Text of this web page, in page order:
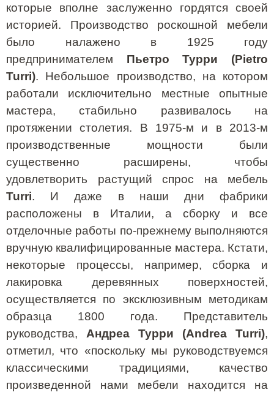
которые вполне заслуженно гордятся своей
историей. Производство роскошной мебели
было налажено в 1925 году
предпринимателем Пьетро Турри (Pietro
Turri). Небольшое производство, на котором
работали исключительно местные опытные
мастера, стабильно развивалось на
протяжении столетия. В 1975-м и в 2013-м
производственные мощности были
существенно расширены, чтобы
удовлетворить растущий спрос на мебель
Turri. И даже в наши дни фабрики
расположены в Италии, а сборку и все
отделочные работы по-прежнему выполняются
вручную квалифицированные мастера. Кстати,
некоторые процессы, например, сборка и
лакировка деревянных поверхностей,
осуществляется по эксклюзивным методикам
образца 1800 года. Представитель
руководства, Андреа Турри (Andrea Turri),
отметил, что «поскольку мы руководствуемся
классическими традициями, качество
произведенной нами мебели находится на